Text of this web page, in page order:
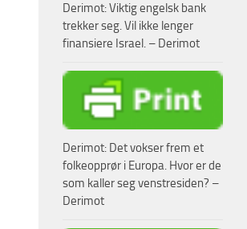
Derimot: Viktig engelsk bank
trekker seg. Vil ikke lenger
finansiere Israel. – Derimot
Derimot: Det vokser frem et
folkeopprør i Europa. Hvor er de
som kaller seg venstresiden? –
Derimot